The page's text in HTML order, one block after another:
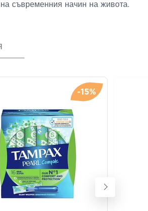
съвременния начин на живота.
-15%